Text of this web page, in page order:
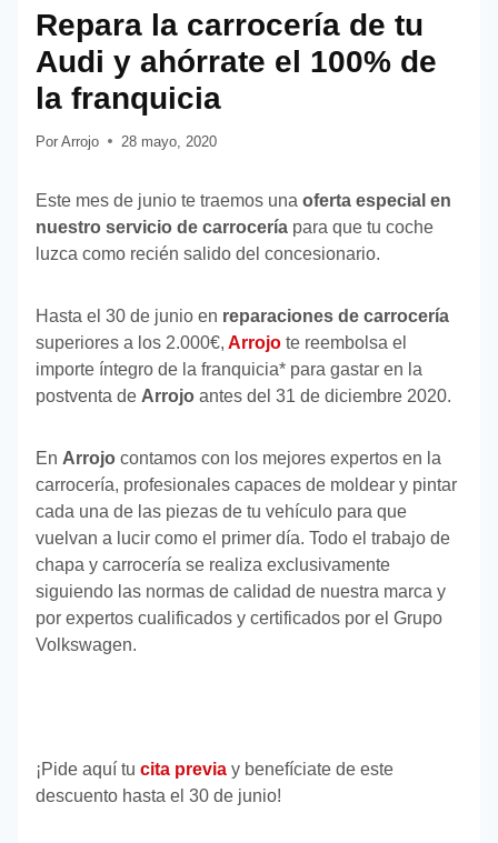
Repara la carrocería de tu
Audi y ahórrate el 100% de
la franquicia
Por Arrojo 28 mayo, 2020
Este mes de junio te traemos una oferta especial en
nuestro servicio de carrocería para que tu coche
luzca como recién salido del concesionario.
Hasta el 30 de junio en reparaciones de carrocería
superiores a los 2.000€, Arrojo te reembolsa el
importe íntegro de la franquicia* para gastar en la
postventa de Arrojo antes del 31 de diciembre 2020.
En Arrojo contamos con los mejores expertos en la
carrocería, profesionales capaces de moldear y pintar
cada una de las piezas de tu vehículo para que
vuelvan a lucir como el primer día. Todo el trabajo de
chapa y carrocería se realiza exclusivamente
siguiendo las normas de calidad de nuestra marca y
por expertos cualificados y certificados por el Grupo
Volkswagen.
¡Pide aquí tu cita previa y benefíciate de este
descuento hasta el 30 de junio!